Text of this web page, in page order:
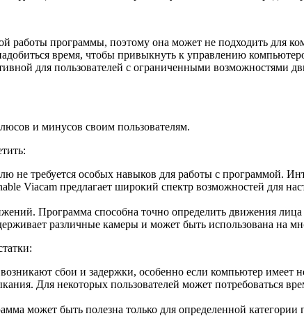
работы программы, поэтому она может не подходить для
время, чтобы привыкнуть к управлению
для пользователей с ограниченными возможностями
и минусов своим пользователям.
не требуется особых навыков для работы с программой.
Viacam предлагает широкий спектр возможностей для
Программа способна точно определить движения
различные камеры и может быть использована на
сбои и задержки, особенно если компьютер имеет
Для некоторых пользователей может потребоваться
может быть полезна только для определенной